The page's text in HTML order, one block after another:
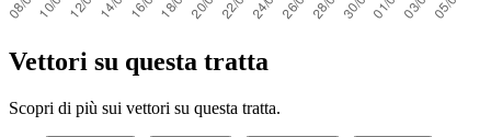
Vettori su questa tratta
Scopri di più sui vettori su questa tratta.